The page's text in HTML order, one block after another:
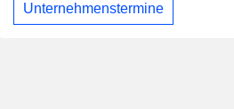
Unternehmenstermine